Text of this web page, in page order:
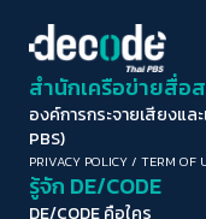
สำนักเครือข่ายสื่อ
องค์การกระจายเสียงแล
PBS)
PRIVACY POLICY/ TERM OF
รู้จัก DE/CODE
DE/CODE คือใคร
ฟอนต์อ่า
เน้นลิงก์
เน้นกรอ